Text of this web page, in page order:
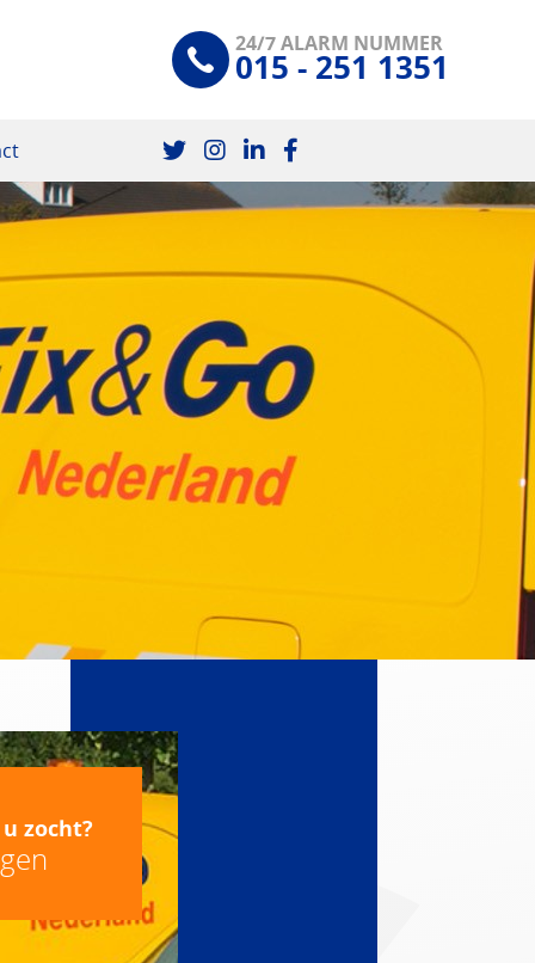
24/7 ALARM NUMMER
015 - 251 1351
zocht?